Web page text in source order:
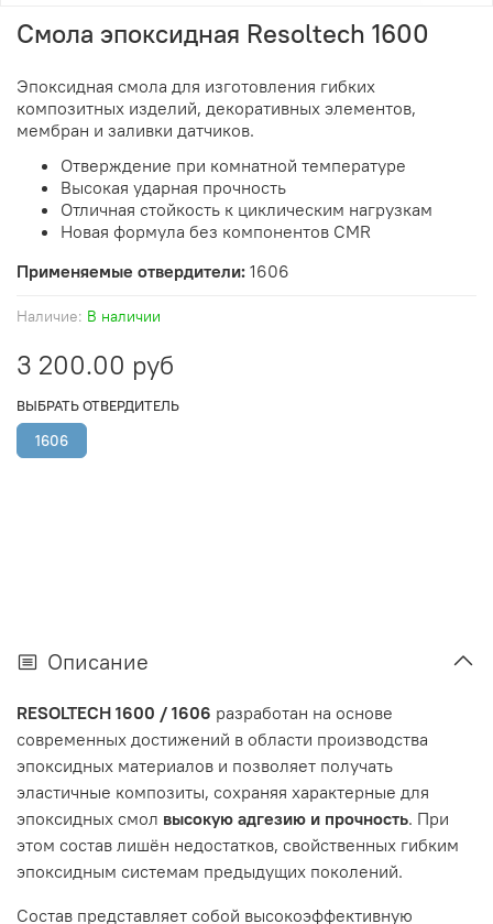
Наличие: В наличии
Смола эпоксидная Resoltech 1600
3 200.00 руб
ВЫБРАТЬ ОТВЕРДИТЕЛЬ
1606
Эпоксидная смола для изготовления гибких
композитных изделий, декоративных элементов,
мембран и заливки датчиков.
Отверждение при комнатной температуре
Высокая ударная прочность
Отличная стойкость к циклическим нагрузкам
Новая формула без компонентов CMR
Применяемые отвердители: 1606
Описание
RESOLTECH 1600 / 1606 разработан на основе
современных достижений в области производства
эпоксидных материалов и позволяет получать
эластичные композиты, сохраняя характерные для
эпоксидных смол высокую адгезию и прочность. При
этом состав лишён недостатков, свойственных гибким
эпоксидным системам предыдущих поколений.
Состав представляет собой высокоэффективную